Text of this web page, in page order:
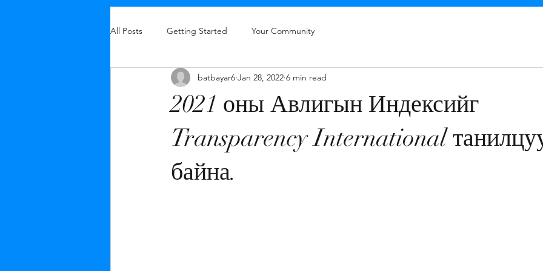
All Posts Getting Started Your Community
2021 оны Авлигын Индексийг
Transparency International
байна.
batbayar6 Jan 28, 2022 6 min read